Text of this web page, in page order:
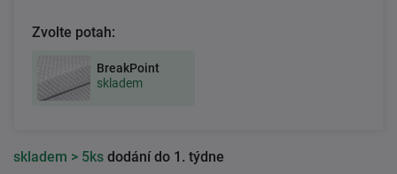
Zvolte potah:
BreakPoint
skladem
skladem > 5ks dodání do 1. týdne